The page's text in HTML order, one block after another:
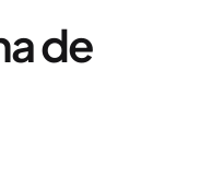
de